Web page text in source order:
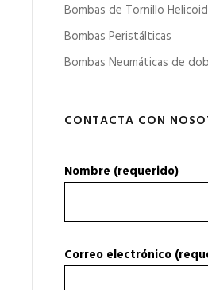
Bombas de Tornillo
Bombas Peristálticas
Bombas Neumáticas de
CONTACTA CON
Nombre (requerido)
Correo electrónico